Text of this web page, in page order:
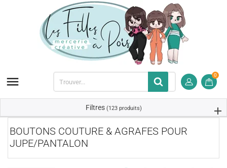
 0
Filtres (123 produits)
BOUTONS COUTURE & AGRAFES POUR
JUPE/PANTALON